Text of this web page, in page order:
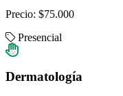
Precio: $75.000
Presencial
Dermatología